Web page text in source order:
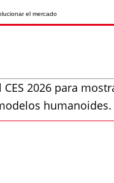
2026 para
humanoides.